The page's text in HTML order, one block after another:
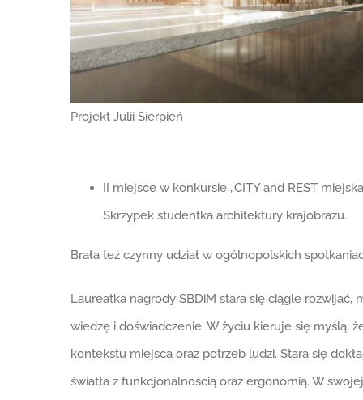
Projekt Julii Sierpień
II miejsce w konkursie „CITY and REST
Skrzypek studentka architektury krajobrazu.
Brała też czynny udział w ogólnopolskich
Laureatka nagrody SBDiM stara się ciągle
wiedzę i doświadczenie. W życiu kieruje się myślą,
kontekstu miejsca oraz potrzeb ludzi. Stara się
światła z funkcjonalnością oraz ergonomią. W